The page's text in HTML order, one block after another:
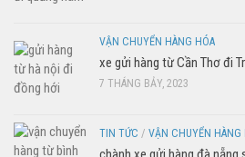
VẬN CHUYỂN HÀNG HÓA
xe gửi hàng từ Cần Thơ đi
7 THÁNG BẢY, 2023
TIN TỨC / VẬN CHUYỂN HÀNG